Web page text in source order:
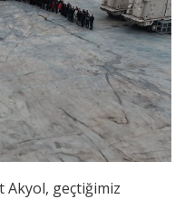
Akyol, geçtiğimiz